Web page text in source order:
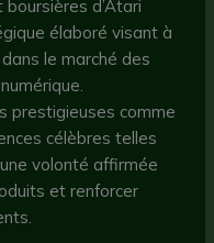
d’Atari
élaboré visant à
le marché des
prestigieuses comme
célèbres telles
volonté affirmée
et renforcer